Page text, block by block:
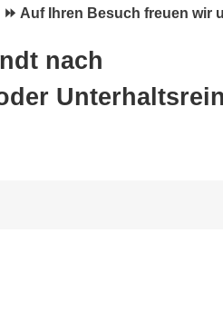
Auf Ihren Besuch freuen wir
nach